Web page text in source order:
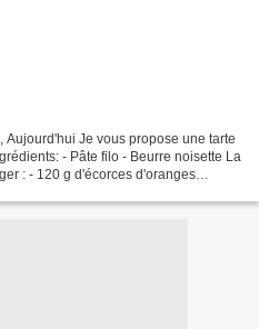
Je vous propose une tarte
- Pâte filo - Beurre noisette La
: - 120 g d'écorces d'oranges